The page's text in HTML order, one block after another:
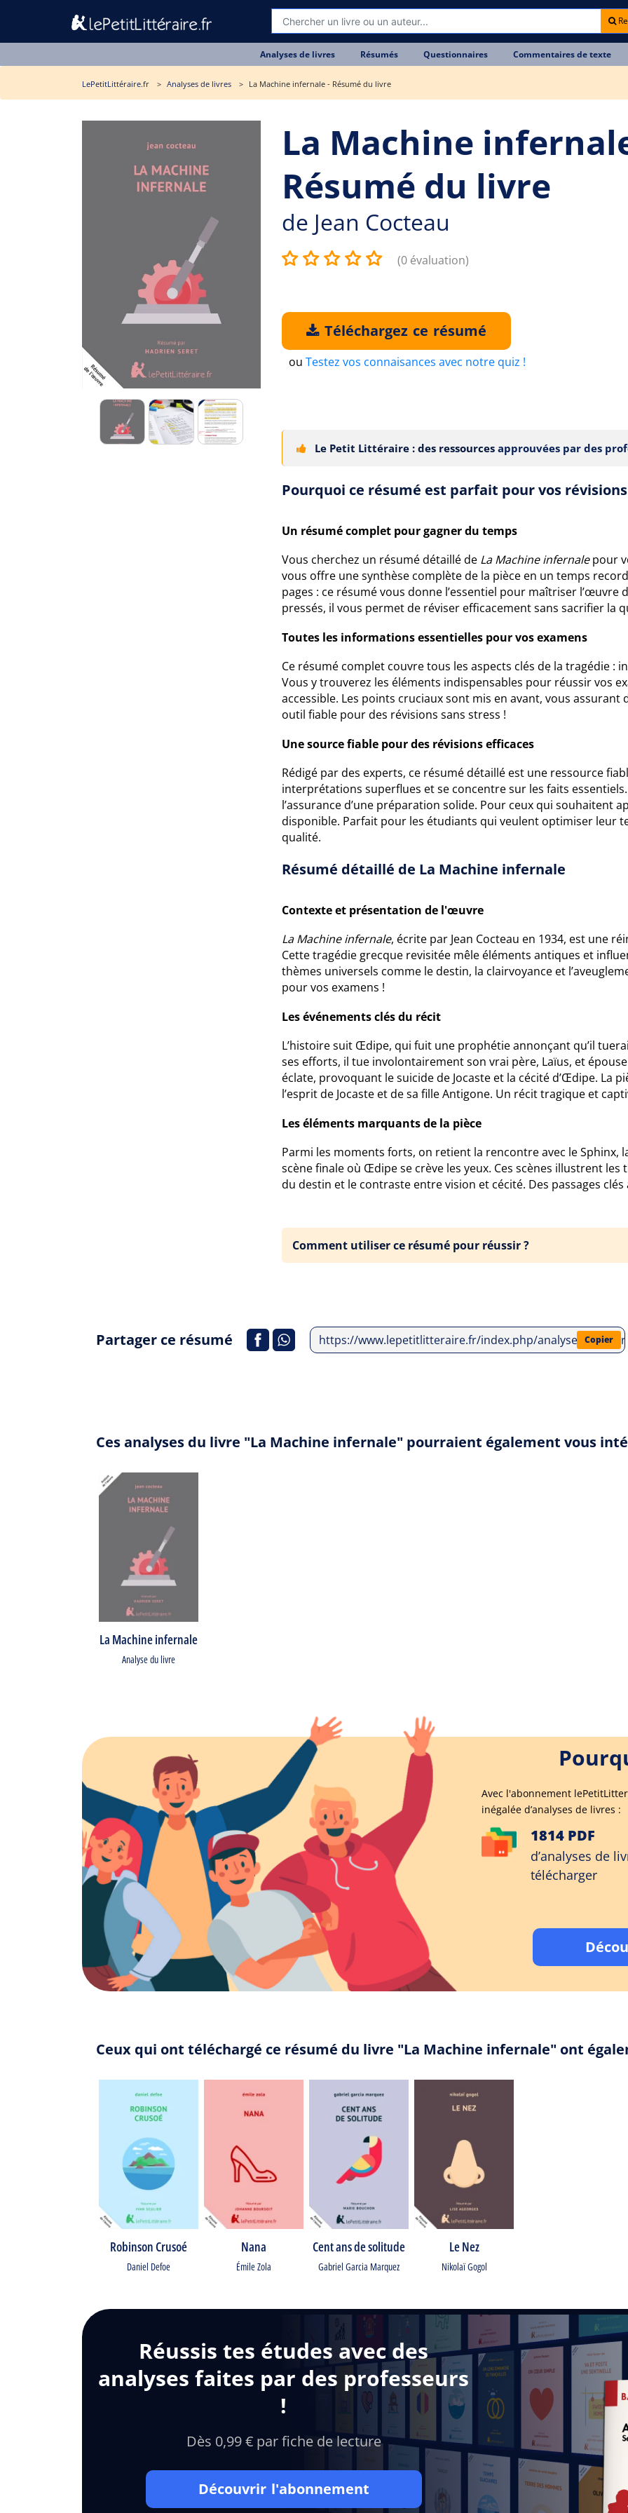
Analyses de livres Résumés Questionnaires Commentaires de texte
LePetitLittéraire.fr Analyses de livres La Machine infernale - Résumé du livre
La Machine
Résumé du livre
de Jean Cocteau
(0 évaluation)
Téléchargez ce résumé
ou Testez vos connaisances avec notre quiz !
Le Petit Littéraire : des ressources approuvées par des
Pourquoi ce résumé est parfait pour vos révisions
Un résumé complet pour gagner du temps
Vous cherchez un résumé détaillé de La Machine infernalepour
vous offre une synthèse complète de la pièce en un temps
pages : ce résumé vous donne l’essentiel pour maîtriser l’œuvre
pressés, il vous permet de réviser efficacement sans sacrifier la
Toutes les informations essentielles pour vos examens
Ce résumé complet couvre tous les aspects clés de la tragédie :
Vous y trouverez les éléments indispensables pour réussir vos
accessible. Les points cruciaux sont mis en avant, vous
outil fiable pour des révisions sans stress !
Une source fiable pour des révisions efficaces
Rédigé par des experts, ce résumé détaillé est une ressource
interprétations superflues et se concentre sur les faits
l’assurance d’une préparation solide. Pour ceux qui souhaitent
disponible. Parfait pour les étudiants qui veulent optimiser leur
qualité.
Résumé détaillé de La Machine infernale
Contexte et présentation de l'œuvre
La Machine infernale, écrite par Jean Cocteau en 1934, est une
Cette tragédie grecque revisitée mêle éléments antiques et
thèmes universels comme le destin, la clairvoyance et
pour vos examens !
Les événements clés du récit
L’histoire suit Œdipe, qui fuit une prophétie annonçant qu’il
ses efforts, il tue involontairement son vrai père, Laïus, et
éclate, provoquant le suicide de Jocaste et la cécité d’Œdipe. La
l’esprit de Jocaste et de sa fille Antigone. Un récit tragique et
Les éléments marquants de la pièce
Parmi les moments forts, on retient la rencontre avec le Sphinx,
scène finale où Œdipe se crève les yeux. Ces scènes illustrent
du destin et le contraste entre vision et cécité. Des passages
Comment utiliser ce résumé pour réussir ?
Partager ce résumé https://www.lepetitlitteraire.fr/index.php/analyses- Copier
Ces analyses du livre "La Machine infernale" pourraient également vous
La Machine infernale
Analyse du livre
Avec l'abonnement
inégalée d’analyses de livres :
1814 PDF
d’analyses de
télécharger
Ceux qui ont téléchargé ce résumé du livre "La Machine infernale" ont
Robinson Crusoé
Daniel Defoe
Nana
Émile Zola
Cent ans de solitude
Gabriel Garcia Marquez
Le Nez
Nikolaï Gogol
Réussis tes études avec des
analyses faites par des professeurs
!
Dès 0,99 € par fiche de lecture
Découvrir l'abonnement